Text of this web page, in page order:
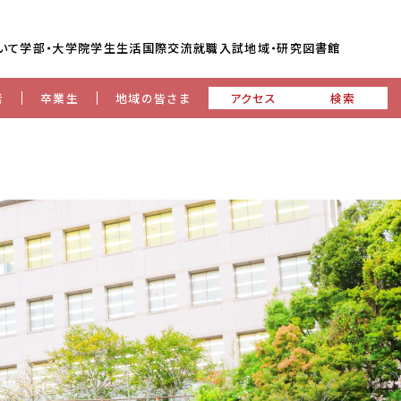
て学部・大学院学生生活国際交流就職入試地域・研究図書館
卒業生 地域の皆さま アクセス 検索